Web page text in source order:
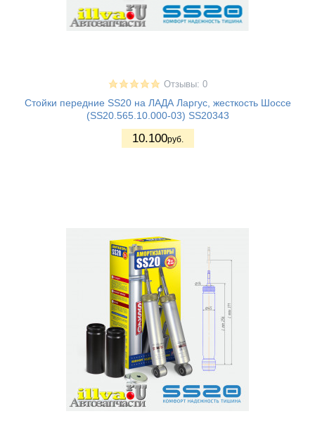
Отзывы: 0
Стойки передние SS20 на ЛАДА Ларгус, жесткость Шоссе
(SS20.565.10.000-03) SS20343
10.100руб.